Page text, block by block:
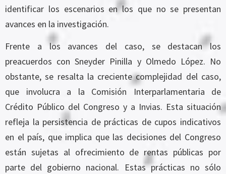
identificar los escenarios en los que no se presentan
avances en la investigación.
Frente a los avances del caso, se destacan los
preacuerdos con Sneyder Pinilla y Olmedo López. No
obstante, se resalta la creciente complejidad del caso,
que involucra a la Comisión Interparlamentaria de
Crédito Público del Congreso y a Invias. Esta situación
refleja la persistencia de prácticas de cupos indicativos
en el país, que implica que las decisiones del Congreso
están sujetas al ofrecimiento de rentas públicas por
parte del gobierno nacional. Estas prácticas no sólo